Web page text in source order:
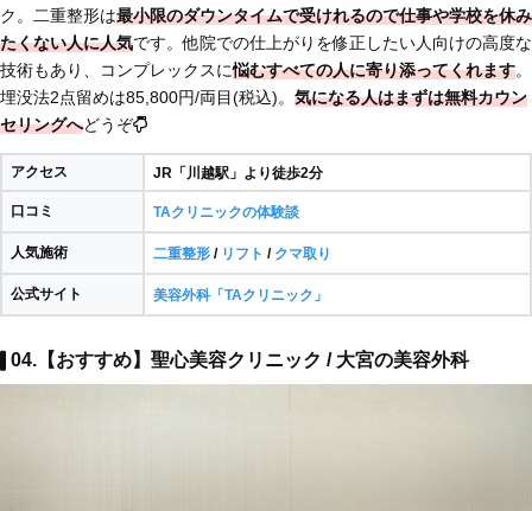
ク。二重整形は最小限のダウンタイムで受けれるので仕事や学校を休み
たくない人に人気です。他院での仕上がりを修正したい人向けの高度な
技術もあり、コンプレックスに悩むすべての人に寄り添ってくれます。
埋没法2点留めは85,800円/両目(税込)。 気になる人はまずは無料カウン
セリングへどうぞ
アクセス JR「川越駅」より徒歩2分
口コミ TAクリニックの体験談
人気施術 二重整形 / リフト / クマ取り
公式サイト 美容外科「TAクリニック」
04.【おすすめ】聖心美容クリニック / 大宮の美容外科